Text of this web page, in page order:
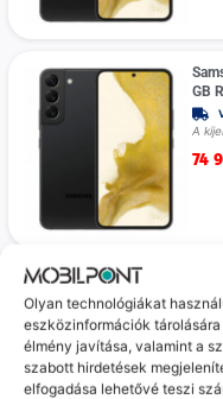
Olyan technológiákat
eszközinformációk
élmény javítása, valamint a
szabott hirdetések
elfogadása lehetővé teszi
GB
A
74
GB
A
74